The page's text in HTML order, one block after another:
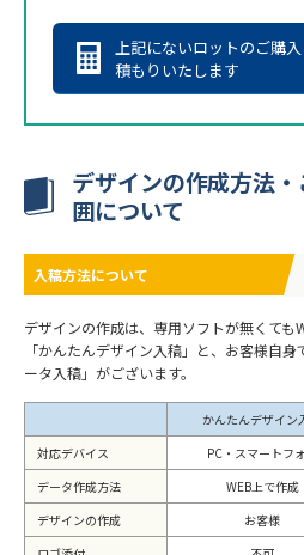
上記にないロットのご購
積もりいたします
デザインの作成方法
囲について
入稿方法について
デザインの作成は、専用ソフトが無くても
「かんたんデザイン入稿」と、お客様自
ータ入稿」がございます。
かんたんデザイン
対応デバイス
PC・スマートフ
データ作成方法
WEB上で作成
デザインの作成
お客様